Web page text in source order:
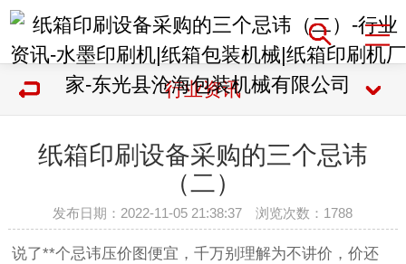
行业资讯
纸箱印刷设备采购的三个忌讳
（二）
发布日期：2022-11-05 21:38:37 浏览次数： 1788
说了**个忌讳压价图便宜，千万别理解为不讲价，价还